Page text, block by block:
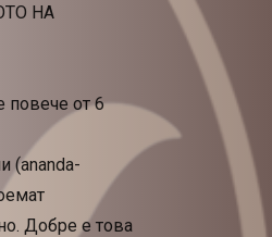
НА
повече от 6
(ananda-
Добре е това